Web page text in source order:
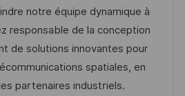
d
a
f
f
é
g
o
r
i
notre équipe dynamique à
responsable de la conception
de solutions innovantes pour
spatiales, en
partenaires industriels.